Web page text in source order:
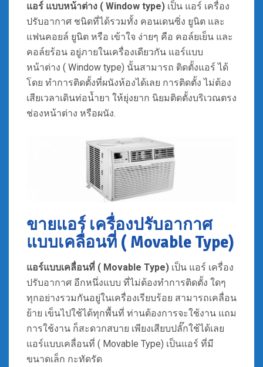
แอร์ แบบหน้าต่าง ( Window type) เป็น แอร์ เครื่อง
ปรับอากาศ ชนิดที่ได้รวมทั้ง คอนเดนซิ่ง ยูนิต และ
แฟนคอยล์ ยูนิต หรือ เข้าใจ ง่ายๆ คือ คอล์ยเย็น และ
คอล์ยร้อน อยู่ภายในเครื่องเดียวกัน แอร์แบบ
หน้าต่าง ( Window type) นั้นสามารถ ติดตั้งแอร์ ได้
โดย ทำการติดตั้งที่ผนังห้องได้เลย การติดตั้ง ไม่ต้อง
เสียเวลาเดินท่อน้ำยา ให้ยุ่งยาก นิยมติดตั้งบริเวณตรง
ช่องหน้าต่าง หรือผนัง.
ขายแอร์ เครื่องปรับอากาศ
แบบเคลื่อนที่ ( Movable Type)
แอร์แบบเคลื่อนที่ ( Movable Type) เป็น แอร์ เครื่อง
ปรับอากาศ อีกหนึ่งแบบ ที่ไม่ต้องทำการติดตั้ง ใดๆ
ทุกอย่างรวมกันอยู่ในเครื่องเรียบร้อย สามารถเคลื่อน
ย้าย เข็นไปใช้ได้ทุกพื้นที่ ท่านต้องการจะใช้งาน แถม
การใช้งาน ก็สะดวกสบาย เพียงเสียบปลั๊กใช้ได้เลย
แอร์แบบเคลื่อนที่ ( Movable Type) เป็นแอร์ ที่มี
ขนาดเล็ก กะทัดรัด